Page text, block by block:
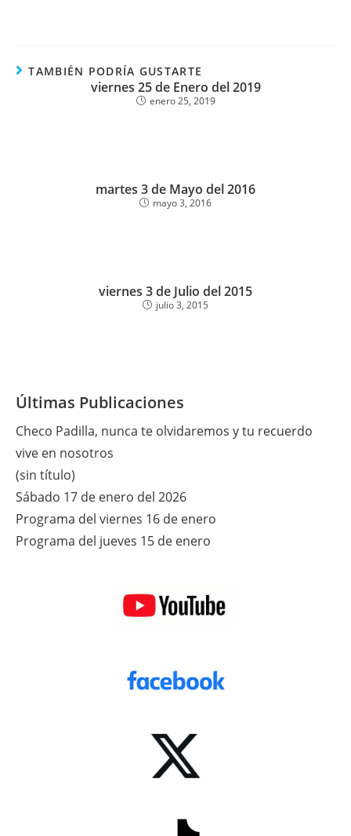
TAMBIÉN PODRÍA GUSTARTE
viernes 25 de Enero del 2019
enero 25, 2019
martes 3 de Mayo del 2016
mayo 3, 2016
viernes 3 de Julio del 2015
julio 3, 2015
Últimas Publicaciones
Checo Padilla, nunca te olvidaremos y tu recuerdo
vive en nosotros
(sin título)
Sábado 17 de enero del 2026
Programa del viernes 16 de enero
Programa del jueves 15 de enero